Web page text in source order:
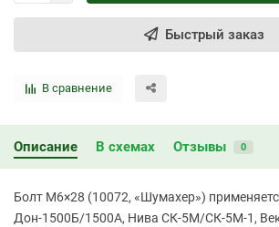
Быстрый заказ
В сравнение
Описание В схемах Отзывы 0
Болт М6×28 (10072, «Шумахер»)
Дон-1500Б/1500А, Нива СК-5М/СК-5М-1,